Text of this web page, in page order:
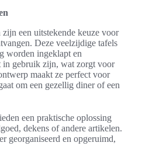
een uitstekende keuze voor
Deze veelzijdige tafels
worden ingeklapt en
in gebruik zijn, wat zorgt voor
maakt ze perfect voor
om een gezellig diner of een
een praktische oplossing
dekens of andere artikelen.
georganiseerd en opgeruimd,